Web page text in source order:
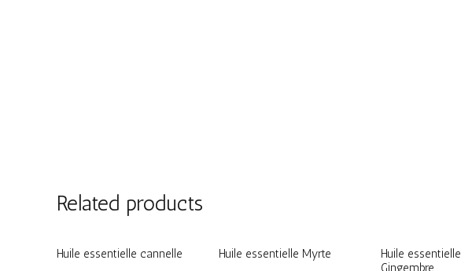
Related products
Huile essentielle cannelle
Huile essentielle Myrte
Huile essentielle
Gingembre